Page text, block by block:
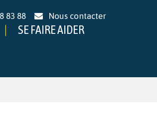
83 88 Nous contacter
SE FAIRE AIDER